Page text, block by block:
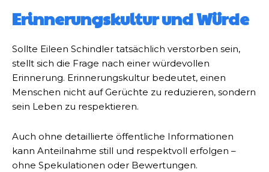
Erinnerungskultur und Würde
Sollte Eileen Schindler tatsächlich verstorben sein,
stellt sich die Frage nach einer würdevollen
Erinnerung. Erinnerungskultur bedeutet, einen
Menschen nicht auf Gerüchte zu reduzieren, sondern
sein Leben zu respektieren.
Auch ohne detaillierte öffentliche Informationen
kann Anteilnahme still und respektvoll erfolgen –
ohne Spekulationen oder Bewertungen.